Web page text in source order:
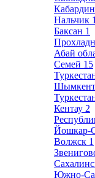
Нальчик
Баксан 1
Абай
Семей 15
Шымкент
Кентау 2
Йошкар-
Волжск 1
Южно-